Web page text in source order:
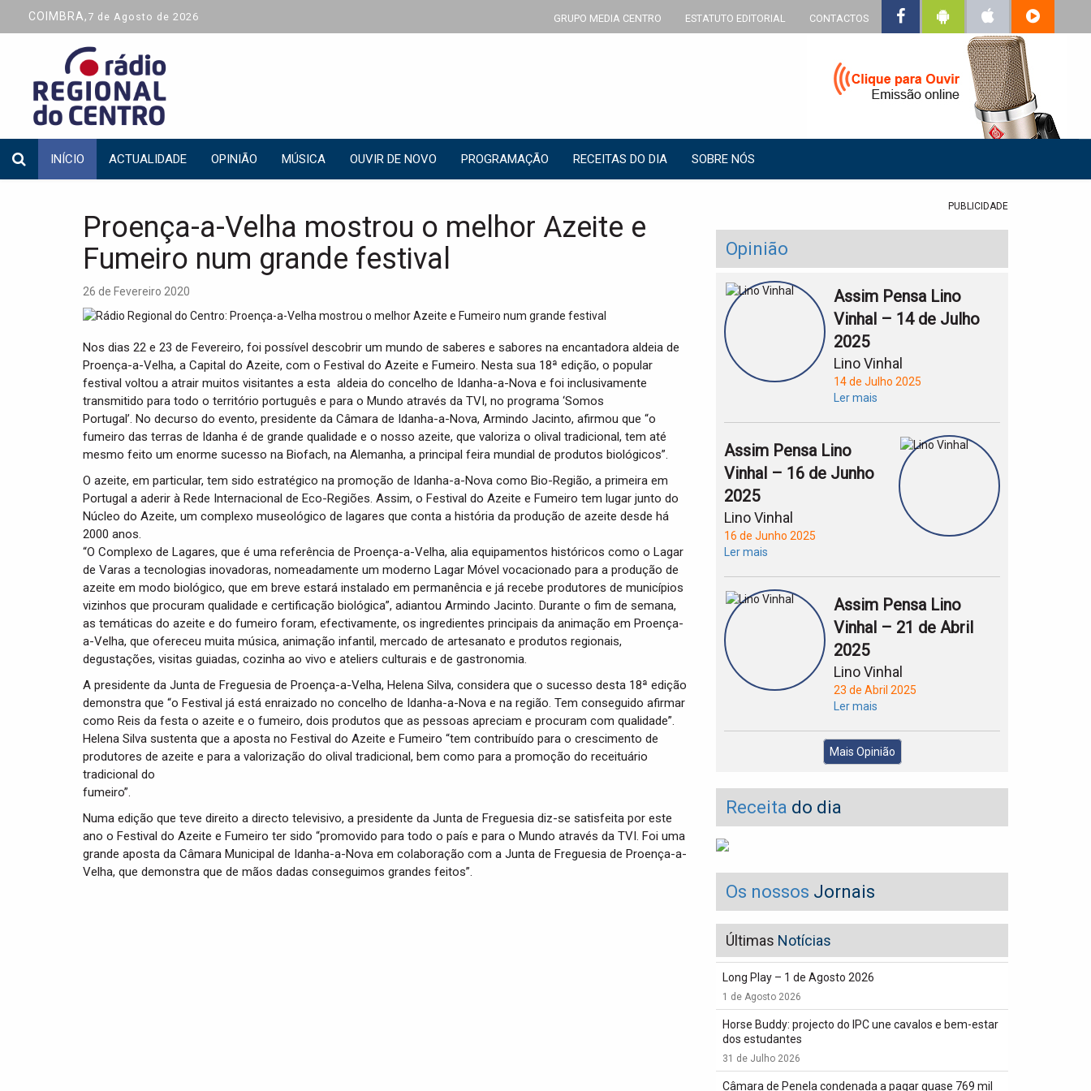
COIMBRA, 7 de Agosto de 2026 GRUPO MEDIA CENTRO ESTATUTO EDITORIAL CONTACTOS
INÍCIO ACTUALIDADE OPINIÃO MÚSICA OUVIR DE NOVO PROGRAMAÇÃO RECEITAS DO DIA SOBRE NÓS
Proença-a-Velha mostrou o melhor Azeite e
Fumeiro num grande festival
26 de Fevereiro 2020
Nos dias 22 e 23 de Fevereiro, foi possível descobrir um mundo de saberes e sabores na encantadora aldeia de
Proença-a-Velha, a Capital do Azeite, com o Festival do Azeite e Fumeiro. Nesta sua 18ª edição, o popular
festival voltou a atrair muitos visitantes a esta aldeia do concelho de Idanha-a-Nova e foi inclusivamente
transmitido para todo o território português e para o Mundo através da TVI, no programa ‘Somos
Portugal’. No decurso do evento, presidente da Câmara de Idanha-a-Nova, Armindo Jacinto, afirmou que “o
fumeiro das terras de Idanha é de grande qualidade e o nosso azeite, que valoriza o olival tradicional, tem até
mesmo feito um enorme sucesso na Biofach, na Alemanha, a principal feira mundial de produtos biológicos”.
O azeite, em particular, tem sido estratégico na promoção de Idanha-a-Nova como Bio-Região, a primeira em
Portugal a aderir à Rede Internacional de Eco-Regiões. Assim, o Festival do Azeite e Fumeiro tem lugar junto do
Núcleo do Azeite, um complexo museológico de lagares que conta a história da produção de azeite desde há
2000 anos.
“O Complexo de Lagares, que é uma referência de Proença-a-Velha, alia equipamentos históricos como o Lagar
de Varas a tecnologias inovadoras, nomeadamente um moderno Lagar Móvel vocacionado para a produção de
azeite em modo biológico, que em breve estará instalado em permanência e já recebe produtores de municípios
vizinhos que procuram qualidade e certificação biológica”, adiantou Armindo Jacinto. Durante o fim de semana,
as temáticas do azeite e do fumeiro foram, efectivamente, os ingredientes principais da animação em Proença-
a-Velha, que ofereceu muita música, animação infantil, mercado de artesanato e produtos regionais,
degustações, visitas guiadas, cozinha ao vivo e ateliers culturais e de gastronomia.
A presidente da Junta de Freguesia de Proença-a-Velha, Helena Silva, considera que o sucesso desta 18ª edição
demonstra que “o Festival já está enraizado no concelho de Idanha-a-Nova e na região. Tem conseguido afirmar
como Reis da festa o azeite e o fumeiro, dois produtos que as pessoas apreciam e procuram com qualidade”.
Helena Silva sustenta que a aposta no Festival do Azeite e Fumeiro “tem contribuído para o crescimento de
produtores de azeite e para a valorização do olival tradicional, bem como para a promoção do receituário
tradicional do
fumeiro”.
Numa edição que teve direito a directo televisivo, a presidente da Junta de Freguesia diz-se satisfeita por este
ano o Festival do Azeite e Fumeiro ter sido “promovido para todo o país e para o Mundo através da TVI. Foi uma
grande aposta da Câmara Municipal de Idanha-a-Nova em colaboração com a Junta de Freguesia de Proença-a-
Velha, que demonstra que de mãos dadas conseguimos grandes feitos”.
PUBLICIDADE
Opinião
Assim Pensa Lino
Vinhal – 14 de Julho
2025
Lino Vinhal
14 de Julho 2025
Ler mais
Assim Pensa Lino
Vinhal – 16 de Junho
2025
Lino Vinhal
16 de Junho 2025
Ler mais
Assim Pensa Lino
Vinhal – 21 de Abril
2025
Lino Vinhal
23 de Abril 2025
Ler mais
Mais Opinião
Receita do dia
Os nossos Jornais
Últimas Notícias
Long Play – 1 de Agosto 2026
1 de Agosto 2026
Horse Buddy: projecto do IPC une cavalos e bem-estar
dos estudantes
31 de Julho 2026
Câmara de Penela condenada a pagar quase 769 mil